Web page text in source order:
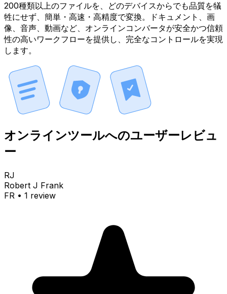
200種類以上のファイルを、どのデバイスからでも品質を犠
牲にせず、簡単・高速・高精度で変換。ドキュメント、画
像、音声、動画など、オンラインコンバータが安全かつ信頼
性の高いワークフローを提供し、完全なコントロールを実現
します。
オンラインツールへのユーザーレビュ
ー
RJ
Robert J Frank
FR • 1 review